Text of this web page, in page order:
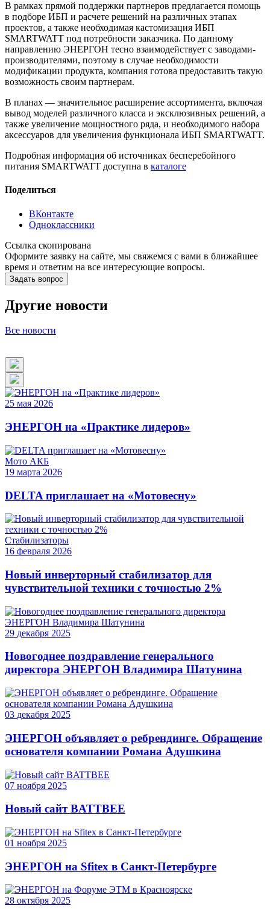
В рамках прямой поддержки партнеров предлагается помощь
в подборе ИБП и расчете решений на различных этапах
проектов, а также необходимая кастомизация ИБП
SMARTWATT под потребности заказчика. По данному
направлению ЭНЕРГОН тесно взаимодействует с заводами-
производителями, поэтому в случае необходимости
модификации продукта, компания готова предоставить такую
возможность своим партнерам.
В планах — значительное расширение ассортимента, включая
вывод моделей различного класса и эксклюзивных решений, а
также увеличение мощностного ряда, и необходимого набора
аксессуаров для увеличения функционала ИБП SMARTWATT.
Подробная информация об источниках бесперебойного
питания SMARTWATT доступна в каталоге
Поделиться
ВКонтакте
Одноклассники
Ссылка скопирована
Оформите заявку на сайте, мы свяжемся с вами в ближайшее
время и ответим на все интересующие вопросы.
Задать вопрос
Другие новости
Все новости
25 мая 2026
ЭНЕРГОН на «Практике лидеров»
Мото АКБ
19 марта 2026
DELTA приглашает на «Мотовесну»
Стабилизаторы
16 февраля 2026
Новый инверторный стабилизатор для
чувствительной техники с точностью 2%
29 декабря 2025
Новогоднее поздравление генерального
директора ЭНЕРГОН Владимира Шатунина
03 декабря 2025
ЭНЕРГОН объявляет о ребрендинге. Обращение
основателя компании Романа Адушкина
07 ноября 2025
Новый сайт BATTBEE
01 ноября 2025
ЭНЕРГОН на Sfitex в Санкт-Петербурге
28 октября 2025